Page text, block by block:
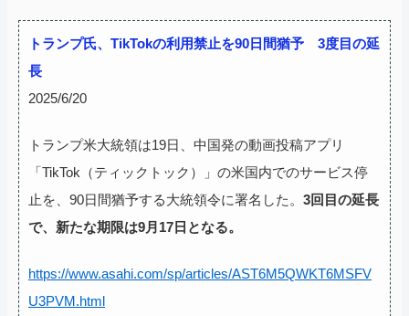
トランプ氏、TikTokの利用禁止を90日間猶予 3度目の延
長
2025/6/20
トランプ米大統領は19日、中国発の動画投稿アプリ
「TikTok（ティックトック）」の米国内でのサービス停
止を、90日間猶予する大統領令に署名した。 3回目の延長
で、新たな期限は9月17日となる。
https://www.asahi.com/sp/articles/AST6M5QWKT6MSFV
U3PVM.html